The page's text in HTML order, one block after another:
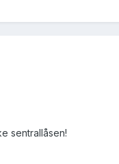
sentrallåsen!